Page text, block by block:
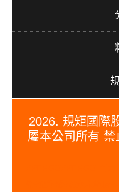
2026. 規矩國際
屬本公司所有